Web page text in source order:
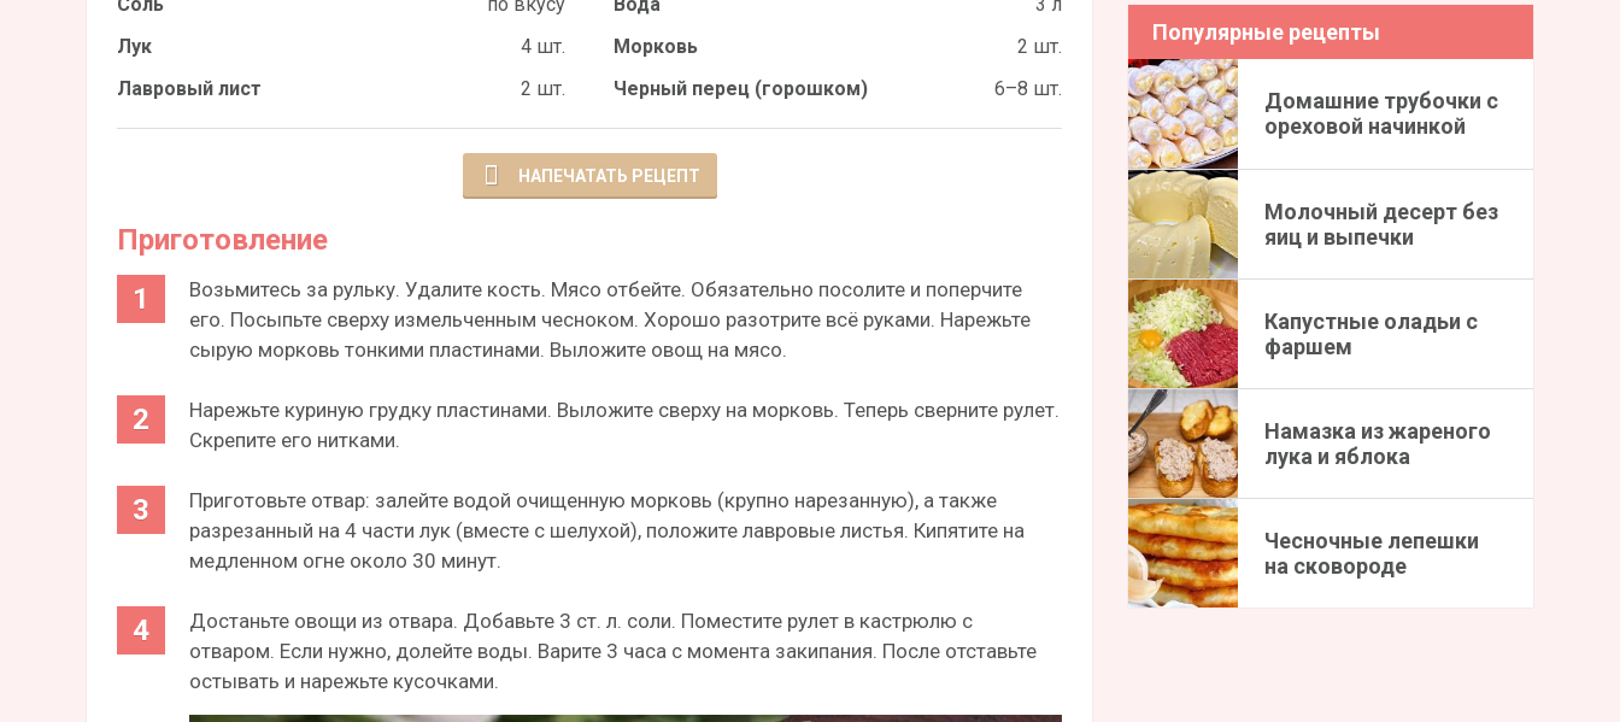
Лук
4 шт. Морковь
2 шт.
Лавровый лист
2 шт. Черный перец (горошком) 6–8 шт.
НАПЕЧАТАТЬ РЕЦЕПТ
Приготовление
Возьмитесь за рульку. Удалите кость. Мясо отбейте. Обязательно посолите и поперчите
его. Посыпьте сверху измельченным чесноком. Хорошо разотрите всё руками. Нарежьте
сырую морковь тонкими пластинами. Выложите овощ на мясо.
Нарежьте куриную грудку пластинами. Выложите сверху на морковь. Теперь сверните рулет.
Скрепите его нитками.
Приготовьте отвар: залейте водой очищенную морковь (крупно нарезанную), а также
разрезанный на 4 части лук (вместе с шелухой), положите лавровые листья. Кипятите на
медленном огне около 30 минут.
Достаньте овощи из отвара. Добавьте 3 ст. л. соли. Поместите рулет в кастрюлю с
отваром. Если нужно, долейте воды. Варите 3 часа с момента закипания. После отставьте
остывать и нарежьте кусочками.
Популярные рецепты
Домашние трубочки с
ореховой начинкой
Молочный десерт без
яиц и выпечки
Капустные оладьи с
фаршем
Намазка из жареного
лука и яблока
Чесночные лепешки
на сковороде